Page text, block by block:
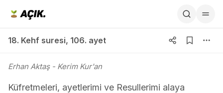
18. Kehf suresi, 106. ayet
Erhan Aktaş- Kerim Kur'an
Küfretmeleri, ayetlerimi ve Resullerimi alaya